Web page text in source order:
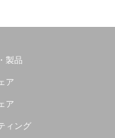
製品
ア
ア
ィング